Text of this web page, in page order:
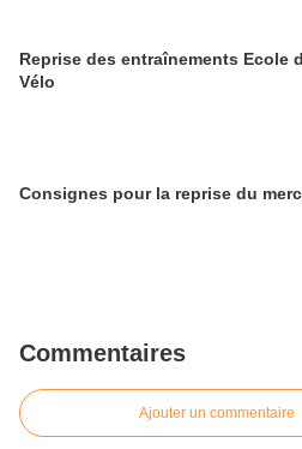
Reprise des entraînements Ecole
Vélo
Consignes pour la reprise du
Commentaires
Ajouter un commentaire